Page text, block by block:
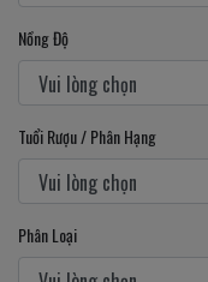
Nồng Độ
Tuổi Rượu / Phân Hạng
Phân Loại